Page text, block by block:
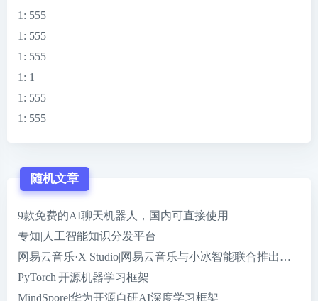
1 : 555
1 : 555
1 : 555
1 : 1
1 : 555
1 : 555
随机文章
9款免费的AI聊天机器人，国内可直接使用
专知|人工智能知识分发平台
网易云音乐·X Studio|网易云音乐与小冰智能联合推出的免
PyTorch|开源机器学习框架
MindSpore|华为开源自研AI深度学习框架